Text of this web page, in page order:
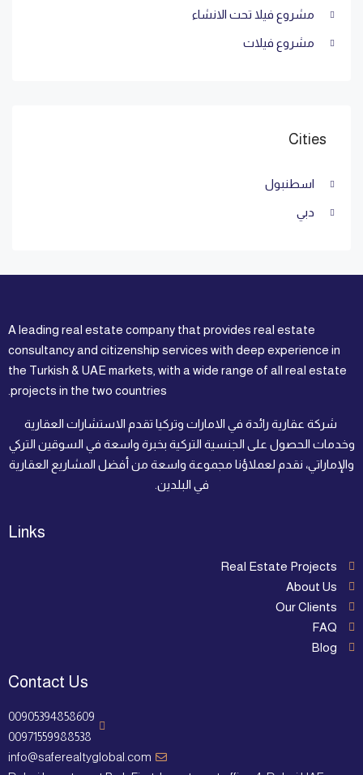
مشروع فيلا تحت الانشاء
مشروع فيلات
Cities
اسطنبول
دبي
A leading real estate company that provides real estate
consultancy and citizenship services with deep experience in
the Turkish & UAE markets, with a wide range of all real estate
projects in the two countries.
شركة عقارية رائدة في الامارات وتركيا تقدم الاستشارات العقارية
وخدمات الحصول على الجنسية التركية بخبرة واسعة في السوقين التركي
والإماراتي، نقدم لعملاؤنا مجموعة واسعة من أفضل المشاريع العقارية
في البلدين.
Links
Real Estate Projects
About Us
Our Clients
FAQ
Blog
Contact Us
00905394858609
00971559988538
info@saferealtyglobal.com